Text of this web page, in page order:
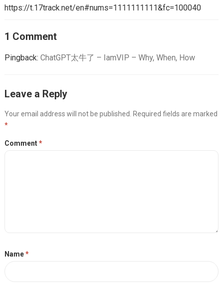
https://t.17track.net/en#nums=1111111111&fc=100040
1 Comment
Pingback: ChatGPT太牛了 – IamVIP – Why, When, How
Leave a Reply
Your email address will not be published.
Required fields are marked
*
Comment*
Name*